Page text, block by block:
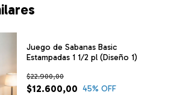
Juego de Sabanas Basic
Estampadas 1 1/2 pl (Diseño 1)
$12.600,00
$22.900,00
45% OFF